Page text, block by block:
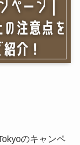
のキャンペ